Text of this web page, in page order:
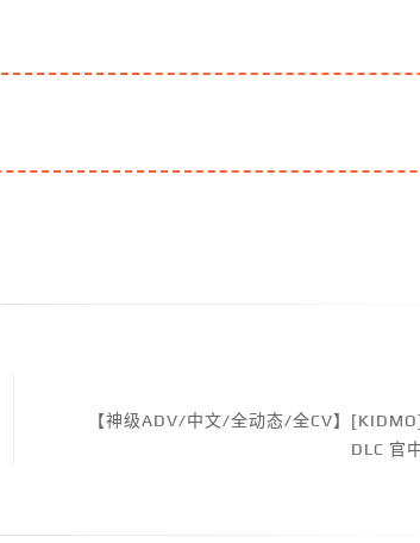
【神级ADV/中文/全动态/全CV】
DLC 官